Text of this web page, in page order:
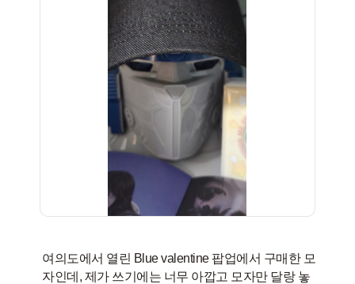
여의도에서 열린 Blue valentine 팝업에서 구매한 모
자인데, 제가 쓰기에는 너무 아깝고 모자만 달랑 놓